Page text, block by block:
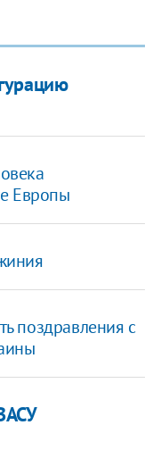
Европы
поздравления с